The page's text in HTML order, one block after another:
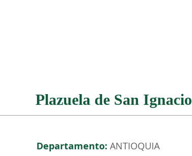
Plazuela de San Ignacio
Departamento: ANTIOQUIA